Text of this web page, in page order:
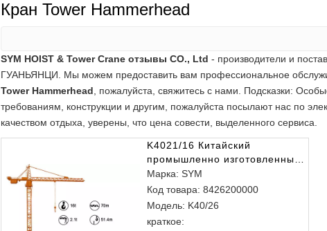
Кран Tower Hammerhead
SYM HOIST & Tower Crane отзывы CO., Ltd - производители и
ГУАНЬЯНЦИ. Мы можем предоставить вам профессиональное
Tower Hammerhead , пожалуйста, свяжитесь с нами. Подсказки:
требованиям, конструкции и другим, пожалуйста посылают нас по
качеством отдыха, уверены, что цена совести, выделенного сервиса.
K4021/16 Китайский
промышленно изготовленные
изголова башня башня
Марка: SYM
Код товара: 8426200000
Модель: K40/26
краткое: